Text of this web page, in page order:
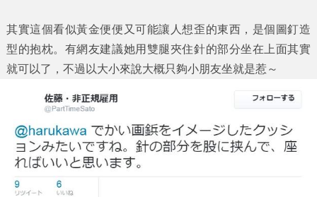
其實這個看似黃金便便又可能讓人想歪的東西，是個圖釘造
型的抱枕。有網友建議她用雙腿夾住針的部分坐在上面其實
就可以了，不過以大小來說大概只夠小朋友坐就是惹～